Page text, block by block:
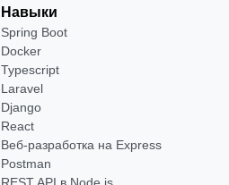
Навыки
Spring Boot
Docker
Typescript
Laravel
Django
React
Веб-разработка на Express
Postman